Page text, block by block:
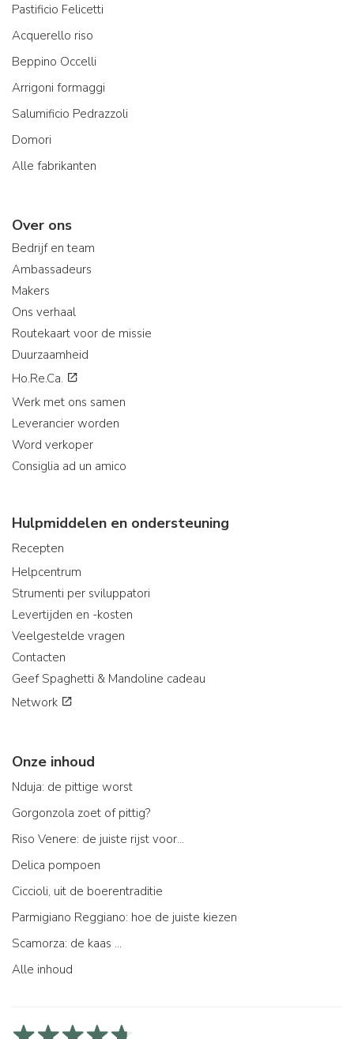
Pastificio Felicetti
Acquerello riso
Beppino Occelli
Arrigoni formaggi
Salumificio Pedrazzoli
Domori
Alle fabrikanten
Over ons
Bedrijf en team
Ambassadeurs
Makers
Ons verhaal
Routekaart voor de missie
Duurzaamheid
Ho.Re.Ca.
Werk met ons samen
Leverancier worden
Word verkoper
Consiglia ad un amico
Hulpmiddelen en ondersteuning
Recepten
Helpcentrum
Strumenti per sviluppatori
Levertijden en -kosten
Veelgestelde vragen
Contacten
Geef Spaghetti & Mandoline cadeau
Network
Onze inhoud
Nduja: de pittige worst
Gorgonzola zoet of pittig?
Riso Venere: de juiste rijst voor...
Delica pompoen
Ciccioli, uit de boerentraditie
Parmigiano Reggiano: hoe de juiste kiezen
Scamorza: de kaas ...
Alle inhoud